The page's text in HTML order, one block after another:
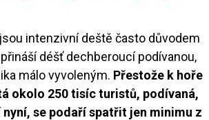
intenzivní deště často důvodem
déšť dechberoucí podívanou,
málo vyvoleným. Přestože k hoře
okolo 250 tisíc turistů, podívaná,
nyní, se podaří spatřit jen minimu z